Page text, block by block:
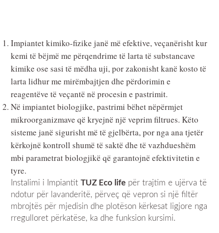
Impiantet kimiko-fizike janë më efektive, veçanërisht kur
kemi të bëjmë me përqendrime të larta të substancave
kimike ose sasi të mëdha uji, por zakonisht kanë kosto të
larta lidhur me mirëmbajtjen dhe përdorimin e
reagentëve të veçantë në procesin e pastrimit.
Në impiantet biologjike, pastrimi bëhet nëpërmjet
mikroorganizmave që kryejnë një veprim filtrues. Këto
sisteme janë sigurisht më të gjelbërta, por nga ana tjetër
kërkojnë kontroll shumë të saktë dhe të vazhdueshëm
mbi parametrat biologjikë që garantojnë efektivitetin e
tyre.
Instalimi i ImpiantitTUZ Eco life për trajtim e ujërva të
ndotur për lavanderitë, përveç që vepron si një filtër
mbrojtës për mjedisin dhe plotëson kërkesat ligjore nga
rregulloret përkatëse, ka dhe funksion kursimi.